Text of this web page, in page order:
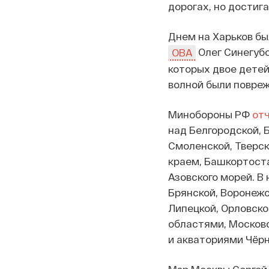
дорогах, но
Днем на Харьков
ОВА Олег
которых двое
волной были
Минобороны РФ
над Белгородской,
Смоленской,
краем,
Азовского морей.
Брянской,
Липецкой,
областями,
и акваториями